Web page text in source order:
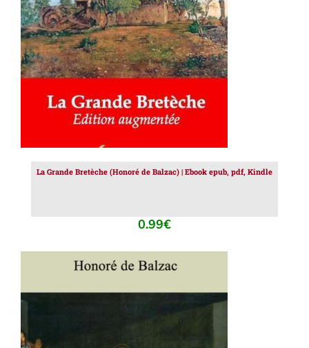
AJOUTER AU PANIER / DÉTAILS
La Grande Bretèche (Honoré de Balzac) | Ebook epub, pdf, Kindle
0.99€